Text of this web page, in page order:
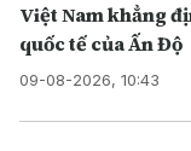
Việt Nam khẳng
quốc tế của Ấn Độ
09-08-2026, 10:43